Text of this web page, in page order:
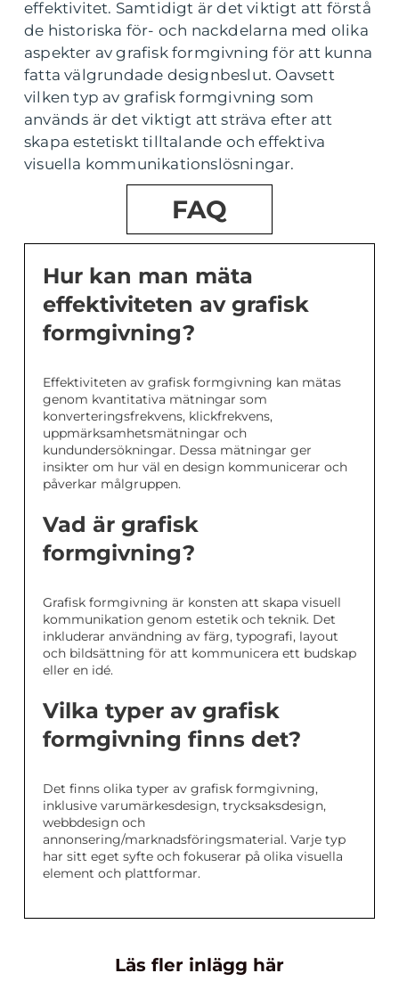
effektivitet. Samtidigt är det viktigt att förstå
de historiska för- och nackdelarna med olika
aspekter av grafisk formgivning för att kunna
fatta välgrundade designbeslut. Oavsett
vilken typ av grafisk formgivning som
används är det viktigt att sträva efter att
skapa estetiskt tilltalande och effektiva
visuella kommunikationslösningar.
FAQ
Hur kan man mäta
effektiviteten av grafisk
formgivning?
Effektiviteten av grafisk formgivning kan mätas
genom kvantitativa mätningar som
konverteringsfrekvens, klickfrekvens,
uppmärksamhetsmätningar och
kundundersökningar. Dessa mätningar ger
insikter om hur väl en design kommunicerar och
påverkar målgruppen.
Vad är grafisk
formgivning?
Grafisk formgivning är konsten att skapa visuell
kommunikation genom estetik och teknik. Det
inkluderar användning av färg, typografi, layout
och bildsättning för att kommunicera ett budskap
eller en idé.
Vilka typer av grafisk
formgivning finns det?
Det finns olika typer av grafisk formgivning,
inklusive varumärkesdesign, trycksaksdesign,
webbdesign och
annonsering/marknadsföringsmaterial. Varje typ
har sitt eget syfte och fokuserar på olika visuella
element och plattformar.
Läs fler inlägg här